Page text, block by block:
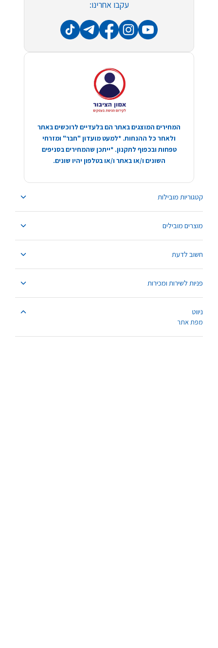
קטגוריות מובילות
מוצרים מובילים
חשוב לדעת
פניות לשירות ומכירות
ניווט
מפת אתר
עקבו אחרינו:
המחירים המוצגים באתר הם בלעדיים לרוכשים באתר
ולאחר כל ההנחות. *למעט מועדון "חבר" ומזרחי
טפחות ובכפוף לתקנון. *ייתכן שהמחירים בסניפים
השונים ו/או באתר ו/או בטלפון יהיו שונים.